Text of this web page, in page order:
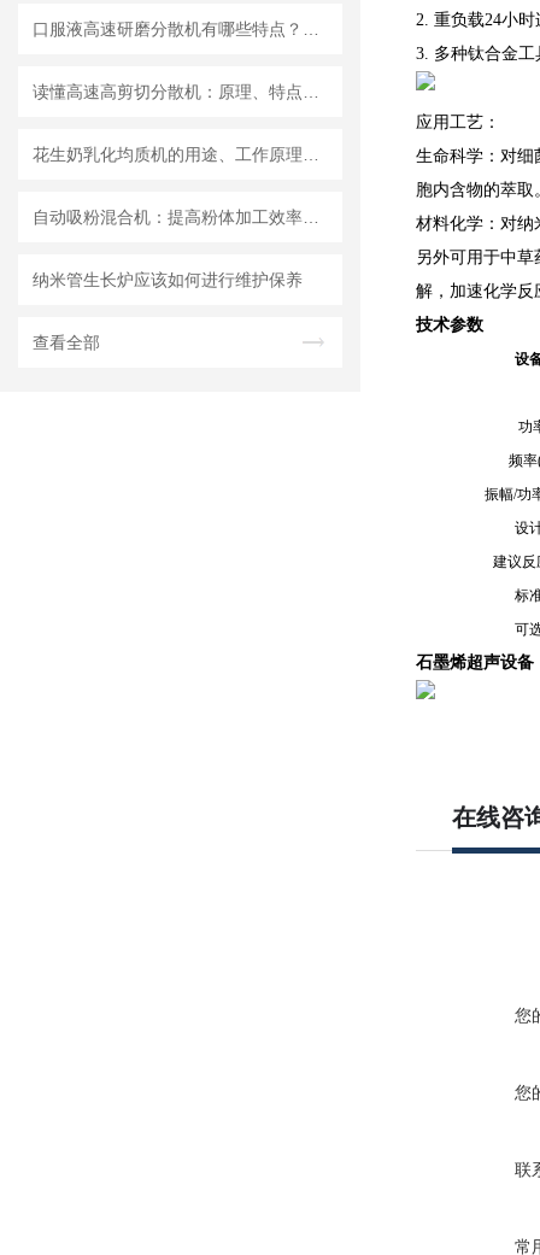
纳米管生长炉应该如何进行维护保养
查看全部
2. 重负载24小
3. 多种钛合金
应用工艺：
生命科学：对细
胞内含物的萃取
材料化学：对纳
另外可用于中
解，加速化学反
技术参数
设
功
频
振幅/功
设
建议反
标
可
石墨烯超声设备
在线咨
您
您
联
常